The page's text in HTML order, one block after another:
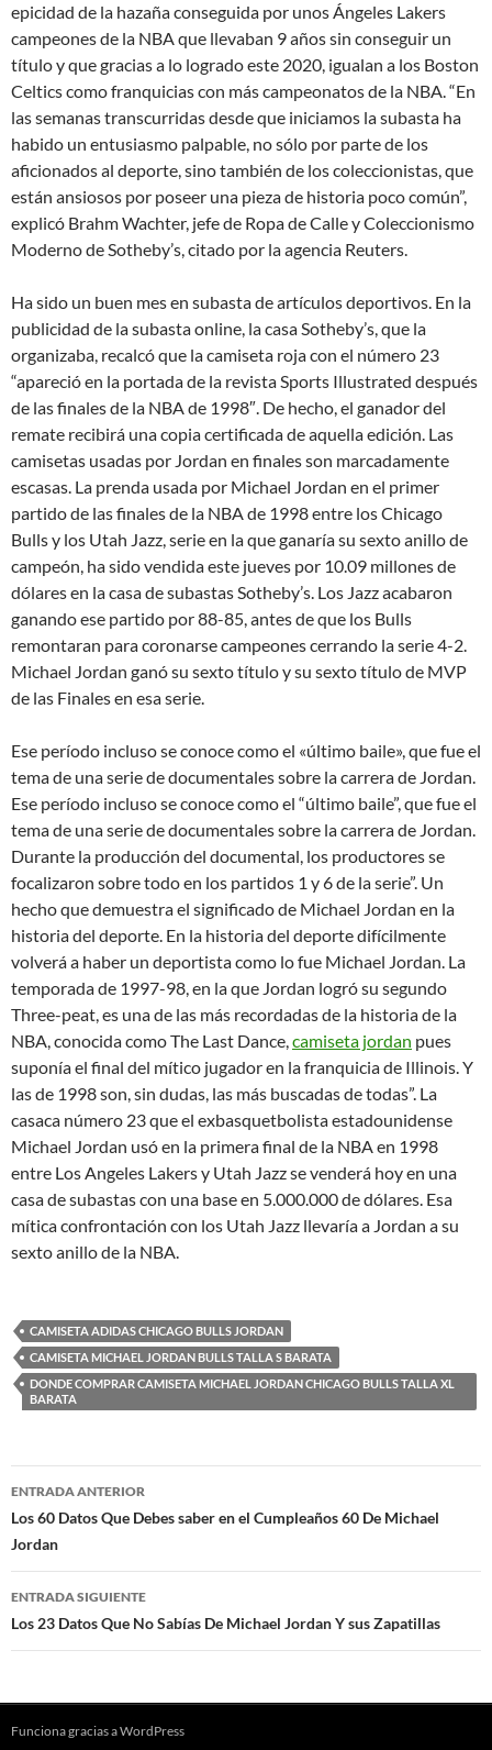
epicidad de la hazaña conseguida por unos Ángeles Lakers
campeones de la NBA que llevaban 9 años sin conseguir un
título y que gracias a lo logrado este 2020, igualan a los Boston
Celtics como franquicias con más campeonatos de la NBA. “En
las semanas transcurridas desde que iniciamos la subasta ha
habido un entusiasmo palpable, no sólo por parte de los
aficionados al deporte, sino también de los coleccionistas, que
están ansiosos por poseer una pieza de historia poco común”,
explicó Brahm Wachter, jefe de Ropa de Calle y Coleccionismo
Moderno de Sotheby’s, citado por la agencia Reuters.
Ha sido un buen mes en subasta de artículos deportivos. En la
publicidad de la subasta online, la casa Sotheby’s, que la
organizaba, recalcó que la camiseta roja con el número 23
“apareció en la portada de la revista Sports Illustrated después
de las finales de la NBA de 1998″. De hecho, el ganador del
remate recibirá una copia certificada de aquella edición. Las
camisetas usadas por Jordan en finales son marcadamente
escasas. La prenda usada por Michael Jordan en el primer
partido de las finales de la NBA de 1998 entre los Chicago
Bulls y los Utah Jazz, serie en la que ganaría su sexto anillo de
campeón, ha sido vendida este jueves por 10.09 millones de
dólares en la casa de subastas Sotheby’s. Los Jazz acabaron
ganando ese partido por 88-85, antes de que los Bulls
remontaran para coronarse campeones cerrando la serie 4-2.
Michael Jordan ganó su sexto título y su sexto título de MVP
de las Finales en esa serie.
Ese período incluso se conoce como el «último baile», que fue el
tema de una serie de documentales sobre la carrera de Jordan.
Ese período incluso se conoce como el “último baile”, que fue el
tema de una serie de documentales sobre la carrera de Jordan.
Durante la producción del documental, los productores se
focalizaron sobre todo en los partidos 1 y 6 de la serie”. Un
hecho que demuestra el significado de Michael Jordan en la
historia del deporte. En la historia del deporte difícilmente
volverá a haber un deportista como lo fue Michael Jordan. La
temporada de 1997-98, en la que Jordan logró su segundo
Three-peat, es una de las más recordadas de la historia de la
NBA, conocida como The Last Dance,camiseta jordan pues
suponía el final del mítico jugador en la franquicia de Illinois. Y
las de 1998 son, sin dudas, las más buscadas de todas”. La
casaca número 23 que el exbasquetbolista estadounidense
Michael Jordan usó en la primera final de la NBA en 1998
entre Los Angeles Lakers y Utah Jazz se venderá hoy en una
casa de subastas con una base en 5.000.000 de dólares. Esa
mítica confrontación con los Utah Jazz llevaría a Jordan a su
sexto anillo de la NBA.
CAMISETA ADIDAS CHICAGO BULLS JORDAN
CAMISETA MICHAEL JORDAN BULLS TALLA S BARATA
DONDE COMPRAR CAMISETA MICHAEL JORDAN CHICAGO BULLS TALLA XL
BARATA
Navegación
de
entradas
ENTRADA ANTERIOR
Los 60 Datos Que Debes saber en el Cumpleaños 60 De Michael
Jordan
ENTRADA SIGUIENTE
Los 23 Datos Que No Sabías De Michael Jordan Y sus Zapatillas
Funciona gracias a WordPress